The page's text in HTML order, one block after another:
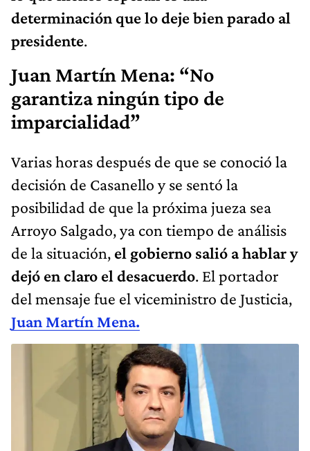
determinación que lo deje bien parado al
presidente.
Juan Martín Mena: “No
garantiza ningún tipo de
imparcialidad”
Varias horas después de que se conoció la
decisión de Casanello y se sentó la
posibilidad de que la próxima jueza sea
Arroyo Salgado, ya con tiempo de análisis
de la situación, el gobierno salió a hablar y
dejó en claro el desacuerdo. El portador
del mensaje fue el viceministro de Justicia,
Juan Martín Mena.